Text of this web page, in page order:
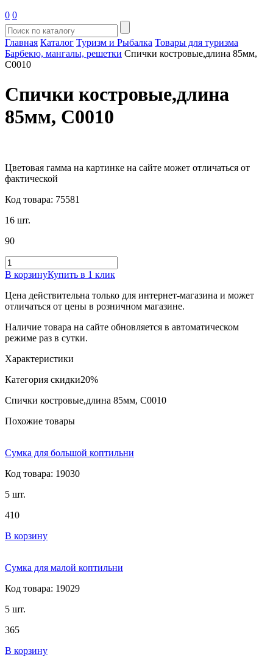
0 0
Главная Каталог Туризм и Рыбалка Товары для туризма
Барбекю, мангалы, решетки Спички костровые,длина 85мм,
С0010
Спички костровые,длина
85мм, С0010
Цветовая гамма на картинке на сайте может отличаться от
фактической
Код товара: 75581
16 шт.
90
В корзинуКупить в 1 клик
Цена действительна только для интернет-магазина и может
отличаться от цены в розничном магазине.
Наличие товара на сайте обновляется в автоматическом
режиме раз в сутки.
Характеристики
Категория скидки20%
Спички костровые,длина 85мм, С0010
Похожие товары
Сумка для большой коптильни
Код товара: 19030
5 шт.
410
В корзину
Сумка для малой коптильни
Код товара: 19029
5 шт.
365
В корзину